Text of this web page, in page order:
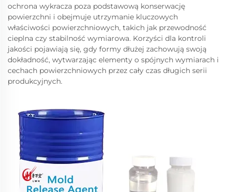
ochrona wykracza poza podstawową konserwację
powierzchni i obejmuje utrzymanie kluczowych
właściwości powierzchniowych, takich jak przewodność
cieplna czy stabilność wymiarowa. Korzyści dla kontroli
jakości pojawiają się, gdy formy dłużej zachowują swoją
dokładność, wytwarzając elementy o spójnych wymiarach i
cechach powierzchniowych przez cały czas długich serii
produkcyjnych.